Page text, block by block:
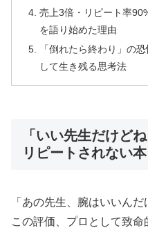
売上3倍・リピート率
を語り始めた理由
「倒れたら終わり」の
して生き残る思考法
「いい先生だけど
リピートされない
「あの先生、腕はいいんだ
この評価、プロとして致